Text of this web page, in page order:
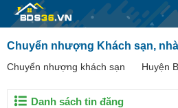
Chuyển nhượng Khách sạn,
Chuyển nhượng khách sạn Huyện
Danh sách tin đăng